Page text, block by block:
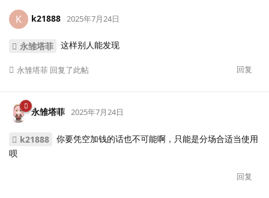
K k21888 2025年7月24日
永雏塔菲 这样别人能发现
回复
永雏塔菲 回复了此帖
永雏塔菲 2025年7月24日
k21888
你要凭空加钱的话也不可能啊，只能是分场合适当使用
呗
回复